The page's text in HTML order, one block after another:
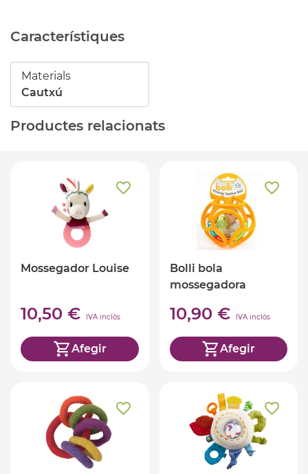
Característiques
Materials
Cautxú
Productes relacionats
Mossegador Louise
10,50 € IVA inclòs
Afegir
Bolli bola
mossegadora
10,90 € IVA inclòs
Afegir